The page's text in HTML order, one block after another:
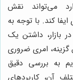
می‌تواند نقش
کند. با توجه به
بازار، داشتن یک
گزینه، امری ضروری
به بررسی دقیق
آن، کاربردهای